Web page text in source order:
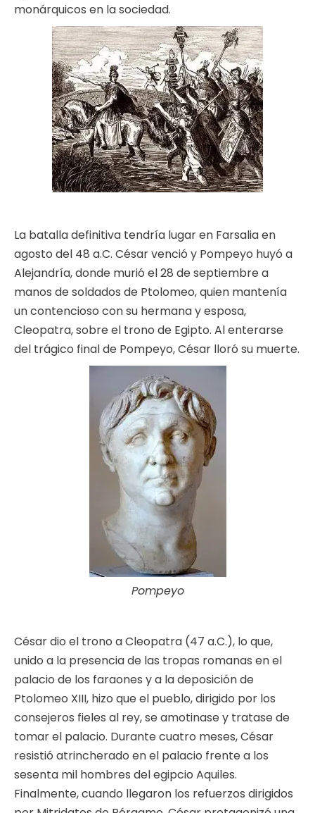
monárquicos en la sociedad.
La batalla definitiva tendría lugar en Farsalia en
agosto del 48 a.C. César venció y Pompeyo huyó a
Alejandría, donde murió el 28 de septiembre a
manos de soldados de Ptolomeo, quien mantenía
un contencioso con su hermana y esposa,
Cleopatra, sobre el trono de Egipto. Al enterarse
del trágico final de Pompeyo, César lloró su muerte.
Pompeyo
César dio el trono a Cleopatra (47 a.C.), lo que,
unido a la presencia de las tropas romanas en el
palacio de los faraones y a la deposición de
Ptolomeo XIII, hizo que el pueblo, dirigido por los
consejeros fieles al rey, se amotinase y tratase de
tomar el palacio. Durante cuatro meses, César
resistió atrincherado en el palacio frente a los
sesenta mil hombres del egipcio Aquiles.
Finalmente, cuando llegaron los refuerzos dirigidos